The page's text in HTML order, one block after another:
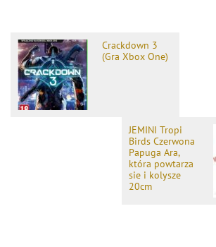
Crackdown 3
(Gra Xbox One)
JEMINI Tropi
Birds Czerwona
Papuga Ara,
która powtarza
sie i kolysze
20cm